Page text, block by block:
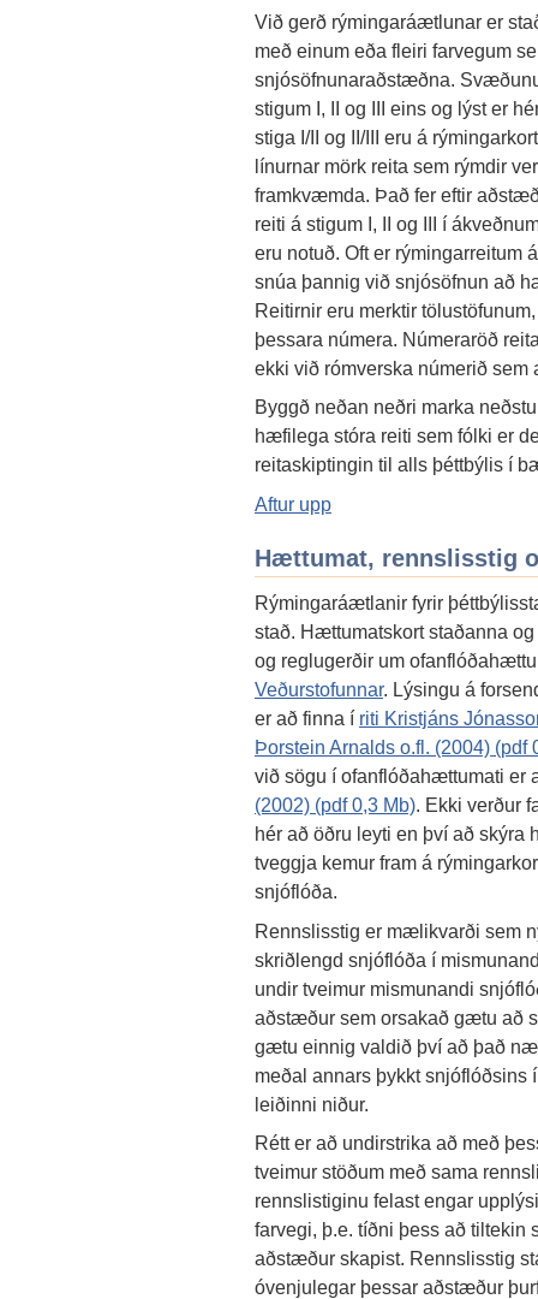
Við gerð rýmingaráætlunar er
með einum eða fleiri farvegum
snjósöfnunaraðstæðna.
stigum I, II og III eins og lýst er
stiga I/II og II/III eru á
línurnar mörk reita sem rýmdir
framkvæmda. Það fer eftir
reiti á stigum I, II og III í
eru notuð. Oft er rýmingarreitum
snúa þannig við snjósöfnun að
Reitirnir eru merktir
þessara númera. Númeraröð
ekki við rómverska númerið sem
Byggð neðan neðri marka
hæfilega stóra reiti sem fólki er
reitaskiptingin til alls þéttbýlis í
Aftur upp
Hættumat, rennslisstig
Rýmingaráætlanir fyrir
stað. Hættumatskort staðanna
og reglugerðir um
Veðurstofunnar. Lýsingu á
er að finna í riti Kristjáns
Þorstein Arnalds o.fl. (2004) (pdf
við sögu í ofanflóðahættumati er
(2002) (pdf 0,3 Mb). Ekki verður
hér að öðru leyti en því að skýra
tveggja kemur fram á
snjóflóða.
Rennslisstig er mælikvarði sem
skriðlengd snjóflóða í
undir tveimur mismunandi
aðstæður sem orsakað gætu að
gætu einnig valdið því að það
meðal annars þykkt snjóflóðsins
leiðinni niður.
Rétt er að undirstrika að með
tveimur stöðum með sama
rennslistiginu felast engar
farvegi, þ.e. tíðni þess að tiltekin
aðstæður skapist. Rennslisstig
óvenjulegar þessar aðstæður